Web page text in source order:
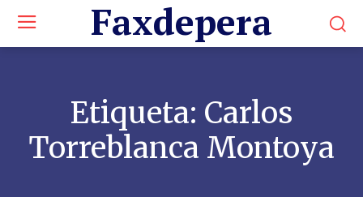
Faxdepera
Etiqueta: Carlos
Torreblanca Montoya